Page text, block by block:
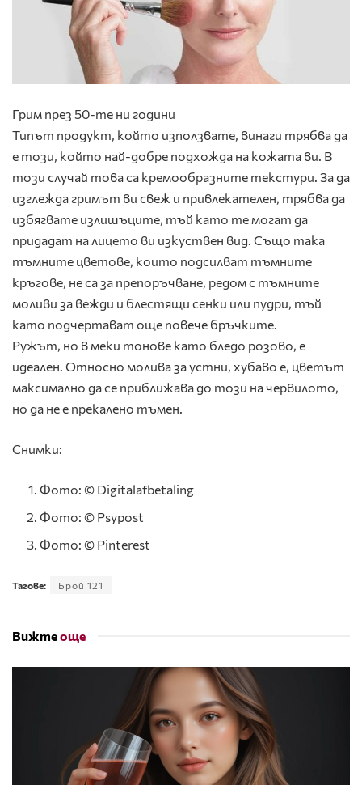
Грим през 50-те ни години
Типът продукт, който използвате, винаги трябва да
е този, който най-добре подхожда на кожата ви. В
този случай това са кремообразните текстури. За да
изглежда гримът ви свеж и привлекателен, трябва да
избягвате излишъците, тъй като те могат да
придадат на лицето ви изкуствен вид. Също така
тъмните цветове, които подсилват тъмните
кръгове, не са за препоръчване, редом с тъмните
моливи за вежди и блестящи сенки или пудри, тъй
като подчертават още повече бръчките.
Ружът, но в меки тонове като бледо розово, е
идеален. Относно молива за устни, хубаво е, цветът
максимално да се приближава до този на червилото,
но да не е прекалено тъмен.
Снимки:
Фото: © Digitalafbetaling
Фото: © Psypost
Фото: © Pinterest
Тагове: Брой 121
Вижтеоще